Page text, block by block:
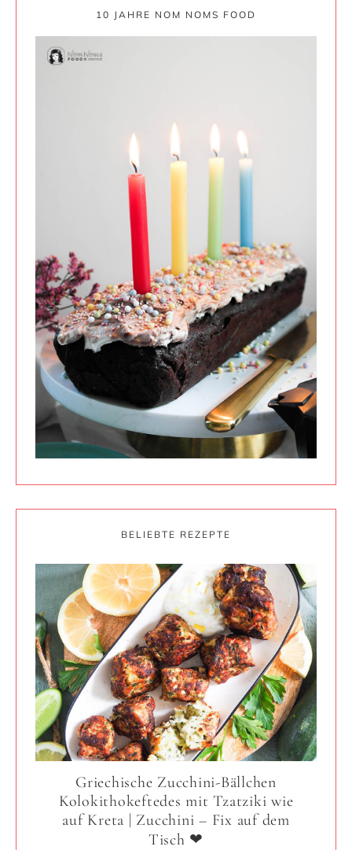
10 JAHRE NOM NOMS FOOD
BELIEBTE REZEPTE
Griechische Zucchini-Bällchen
Kolokithokeftedes mit Tzatziki wie
auf Kreta | Zucchini – Fix auf dem
Tisch ❤